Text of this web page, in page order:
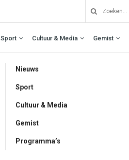
Sport Cultuur & Media Gemist
Nieuws
Sport
Cultuur & Media
Gemist
Programma’s